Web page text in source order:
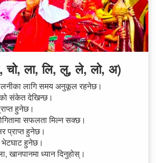
चो, ला, लि, लु, ले, लो, अ)
लागि समय अनुकूल रहनेछ।
संकेत देखिन्छ।
हुनेछ।
सफलता मिल्न सक्छ।
प्राप्त हुनेछ।
भेटघाट हुनेछ।
खानपानमा ध्यान दिनुहोस्।